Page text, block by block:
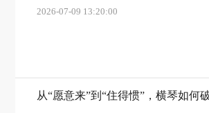
2026-07-09 13:20:00
从“愿意来”到“住得惯”，横琴如何